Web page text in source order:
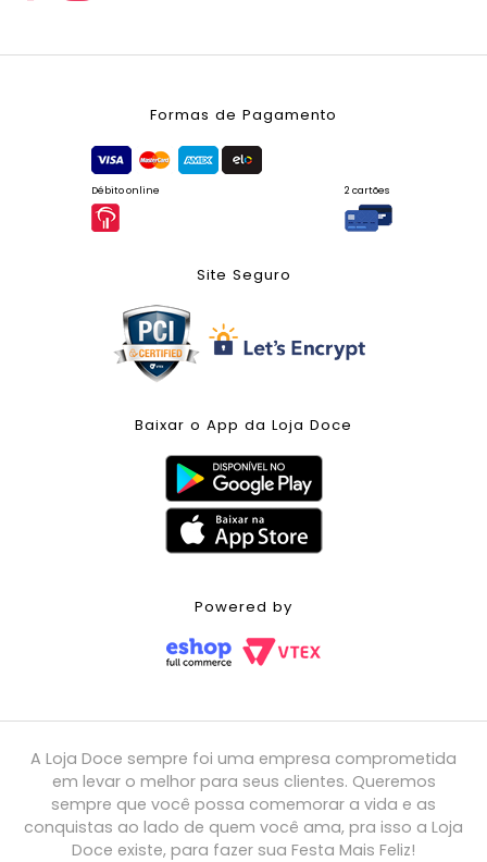
Formas de Pagamento
Débito online 2 cartões
Site Seguro
Baixar o App da Loja Doce
Powered by
A Loja Doce sempre foi uma empresa comprometida
em levar o melhor para seus clientes. Queremos
sempre que você possa comemorar a vida e as
conquistas ao lado de quem você ama, pra isso a Loja
Doce existe, para fazer sua Festa Mais Feliz!